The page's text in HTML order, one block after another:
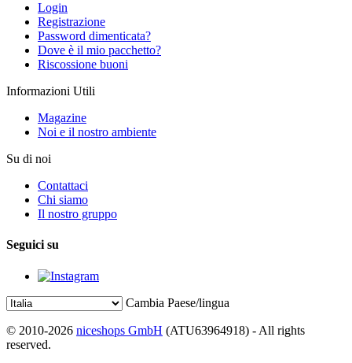
Login
Registrazione
Password dimenticata?
Dove è il mio pacchetto?
Riscossione buoni
Informazioni Utili
Magazine
Noi e il nostro ambiente
Su di noi
Contattaci
Chi siamo
Il nostro gruppo
Seguici su
Cambia Paese/lingua
© 2010-2026 niceshops GmbH (ATU63964918) - All rights
reserved.